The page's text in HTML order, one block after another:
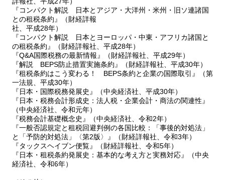
『コンパクト解説 日本とアジア・大洋州・米州・旧ソ連諸国
との租税条約』（財経詳報
社、平成28年）
『コンパクト解説 日本とヨーロッパ・中東・アフリカ諸国と
の租税条約』（財経詳報社、平成28年）
『Q&A国際税務の最新情報』（財経詳報社、平成29年）
『解説 BEPS防止措置実施条約』（財経詳報社、平成30年）
『租税条約はこう変わる！ BEPS条約と企業の国際取引』（第
一法規、平成30年）
『日本・国際税務発展史』（中央経済社、平成30年）
『日本・税務会計形成史：法人税・企業会計・商法の関連性』
（中央経済社、令和元年）
『税務会計基礎概念史』（中央経済社、令和2年）
『一般否認規定と租税回避判例の各国比較：「事後的対処法」
と「予防的対処法」〈第2版〉』（財経詳報社、令和3年）
『タックスヘイブン便覧』（財経詳報社、令和5年）
『日本・租税条約発展史：基本的な考え方と実務対応』（中央
経済社、令和6年）